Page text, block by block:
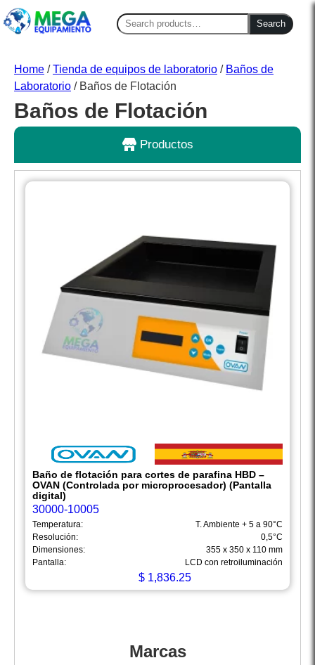
Search
for:
Search
Home /Tienda de equipos de laboratorio / Baños de
Laboratorio / Baños de Flotación
Baños de Flotación
Productos
Baño de flotación para cortes de parafina HBD –
OVAN (Controlada por microprocesador) (Pantalla
digital)
30000-10005
Temperatura:
T. Ambiente + 5 a 90°C
Resolución:
0,5°C
Dimensiones:
355 x 350 x 110 mm
Pantalla:
LCD con retroiluminación
$1,836.25
Marcas